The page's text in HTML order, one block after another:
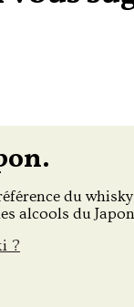
du
alcools du
?